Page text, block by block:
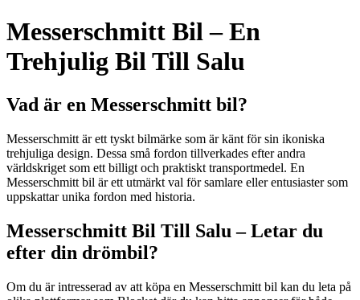
Messerschmitt Bil – En
Trehjulig Bil Till Salu
Vad är en Messerschmitt bil?
Messerschmitt är ett tyskt bilmärke som är känt för sin ikoniska
trehjuliga design. Dessa små fordon tillverkades efter andra
världskriget som ett billigt och praktiskt transportmedel. En
Messerschmitt bil är ett utmärkt val för samlare eller entusiaster som
uppskattar unika fordon med historia.
Messerschmitt Bil Till Salu – Letar du
efter din drömbil?
Om du är intresserad av att köpa en Messerschmitt bil kan du leta på